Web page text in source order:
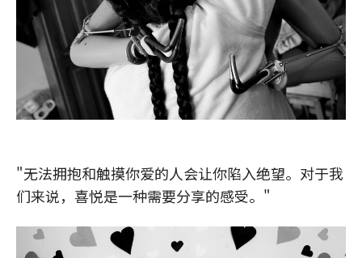
"无法拥抱和触摸你爱的人会让你陷入绝望。对于我
们来说，喜悦是一种需要分享的感受。"